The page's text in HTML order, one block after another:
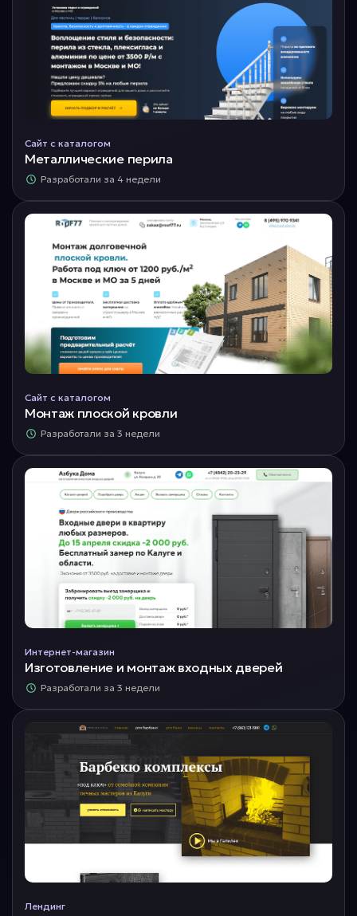
Сайт с каталогом
Металлические перила
Разработали за 4 недели
Сайт с каталогом
Монтаж плоской кровли
Разработали за 3 недели
Интернет-магазин
Изготовление и монтаж входных дверей
Разработали за 3 недели
Лендинг